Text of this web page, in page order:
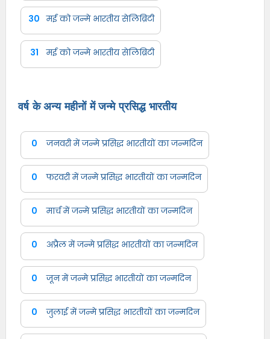
30 मई को जन्मे भारतीय सेलिब्रिटी
31 मई को जन्मे भारतीय सेलिब्रिटी
वर्ष के अन्य महीनों में जन्मे प्रसिद्ध भारतीय
0 जनवरी में जन्मे प्रसिद्ध भारतीयों का जन्मदिन
0 फरवरी में जन्मे प्रसिद्ध भारतीयों का जन्मदिन
0 मार्च में जन्मे प्रसिद्ध भारतीयों का जन्मदिन
0 अप्रैल में जन्मे प्रसिद्ध भारतीयों का जन्मदिन
0 जून में जन्मे प्रसिद्ध भारतीयों का जन्मदिन
0 जुलाई में जन्मे प्रसिद्ध भारतीयों का जन्मदिन